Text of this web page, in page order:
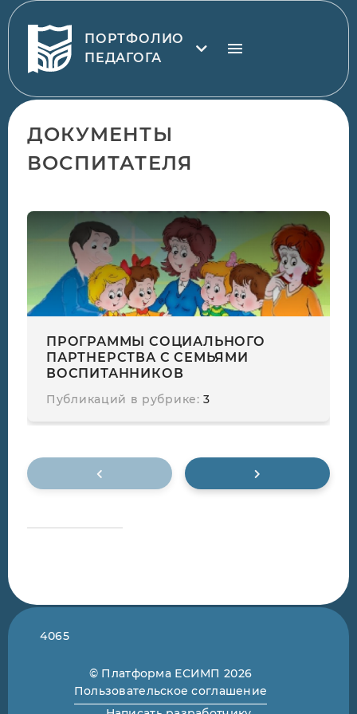
ПОРТФОЛИО
ПЕДАГОГА
ДОКУМЕНТЫ
ВОСПИТАТЕЛЯ
ПРОГРАММЫ СОЦИАЛЬНОГО
ПАРТНЕРСТВА С СЕМЬЯМИ
ВОСПИТАННИКОВ
Публикаций в рубрике:3
4065
© Платформа ЕСИМП 2026
Пользовательское соглашение